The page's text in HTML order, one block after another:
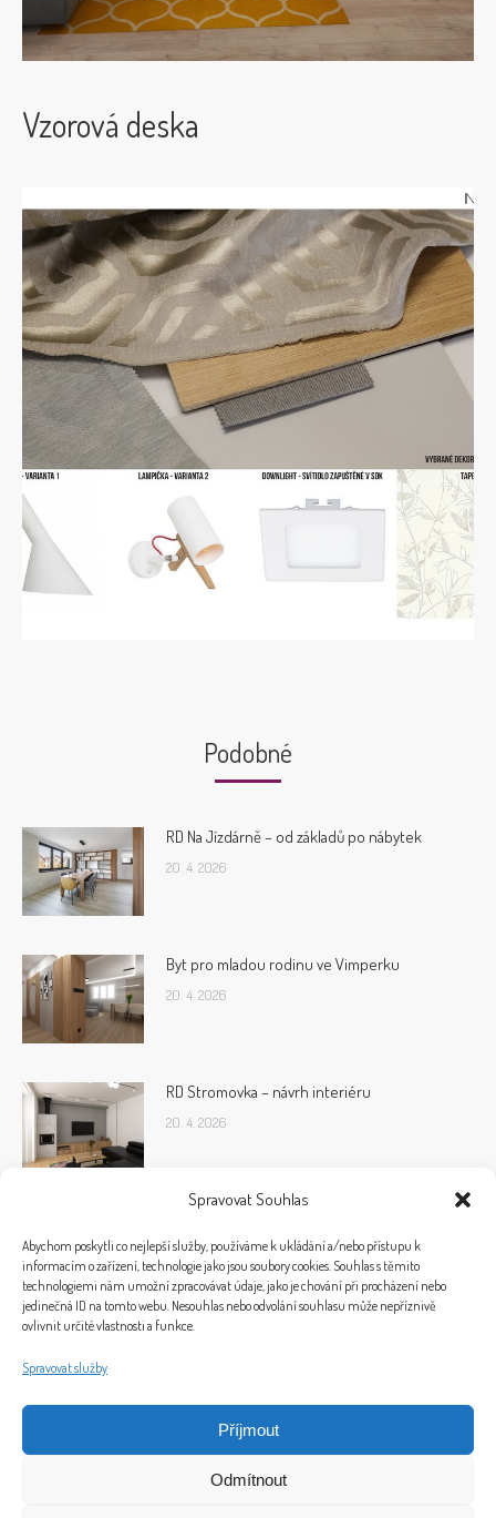
Spravovat Souhlas
Abychom poskytli co nejlepší služby, používáme k ukládání a/nebo přístupu k
informacím o zařízení, technologie jako jsou soubory cookies. Souhlas s těmito
technologiemi nám umožní zpracovávat údaje, jako je chování při procházení nebo
jedinečná ID na tomto webu. Nesouhlas nebo odvolání souhlasu může nepříznivě
ovlivnit určité vlastnosti a funkce.
Spravovat služby
Příjmout
Odmítnout
Vzorová deska
Podobné
RD Na Jízdárně – od základů po nábytek
20. 4. 2026
Byt pro mladou rodinu ve Vimperku
20. 4. 2026
RD Stromovka – návrh interiéru
20. 4. 2026
© 2026 Bytový design a home staging Ivet Design
Plukovníka Malého 1856/5, 370 05 Č. Budějovice